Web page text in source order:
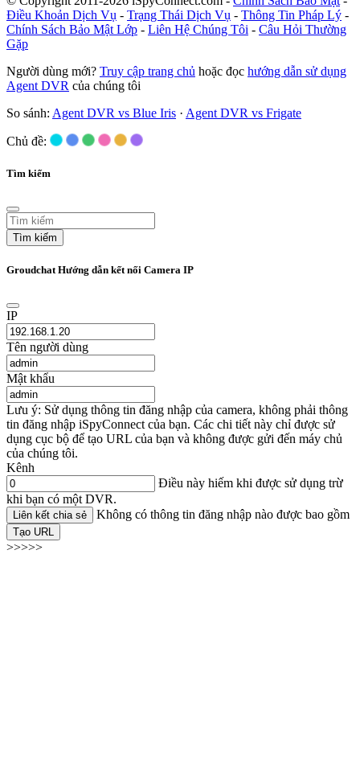
Điều Khoản Dịch Vụ - Trạng Thái Dịch Vụ - Thông Tin Pháp Lý -
Chính Sách Bảo Mật Lớp - Liên Hệ Chúng Tôi - Câu Hỏi Thường
Gặp
Người dùng mới? Truy cập trang chủ hoặc đọc hướng dẫn sử dụng
Agent DVR của chúng tôi
So sánh: Agent DVR vs Blue Iris · Agent DVR vs Frigate
Chủ đề:
Tìm kiếm
Tìm kiếm
Groudchat Hướng dẫn kết nối Camera IP
IP
Tên người dùng
Mật khẩu
Lưu ý: Sử dụng thông tin đăng nhập của camera, không phải thông
tin đăng nhập iSpyConnect của bạn. Các chi tiết này chỉ được sử
dụng cục bộ để tạo URL của bạn và không được gửi đến máy chủ
của chúng tôi.
Kênh
Điều này hiếm khi được sử dụng trừ
khi bạn có một DVR.
Liên kết chia sẻ Không có thông tin đăng nhập nào được bao gồm
Tạo URL
>>>>>